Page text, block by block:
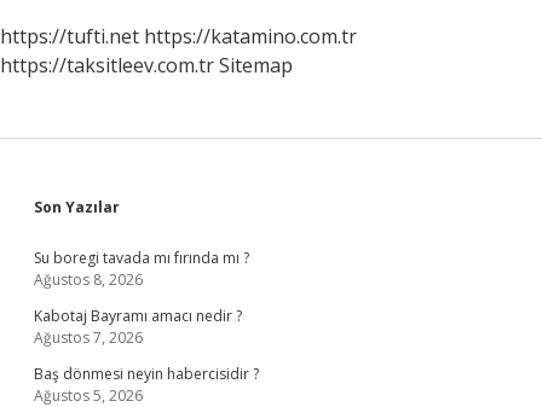
https://tufti.net https://katamino.com.tr
https://taksitleev.com.trSitemap
Sidebar
Son Yazılar
Su boregi tavada mı fırında mı ?
Ağustos 8, 2026
Kabotaj Bayramı amacı nedir ?
Ağustos 7, 2026
Baş dönmesi neyin habercisidir ?
Ağustos 5, 2026